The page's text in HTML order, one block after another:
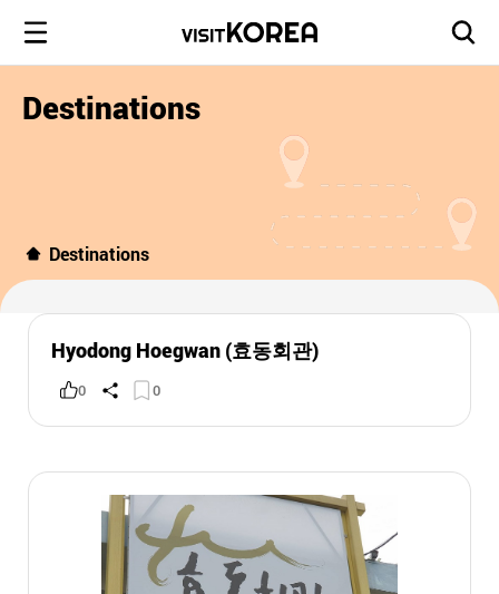
Destinations
Destinations
Hyodong Hoegwan (효동회관)
0 0